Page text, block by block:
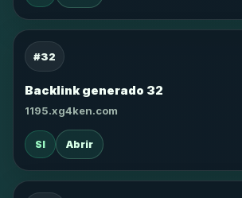
#32
Backlink generado 32
1195.xg4ken.com
SI Abrir